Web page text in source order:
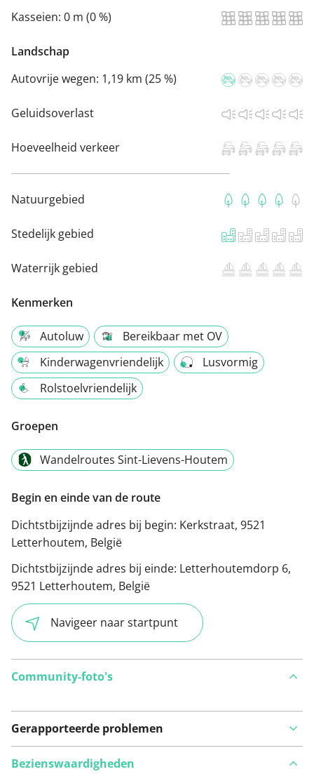
Kasseien: 0 m (0 %)
Landschap
Autovrije wegen: 1,19 km (25 %)
Geluidsoverlast
Hoeveelheid verkeer
Natuurgebied
Stedelijk gebied
Waterrijk gebied
Kenmerken
Autoluw
Bereikbaar met OV
Kinderwagenvriendelijk
Lusvormig
Rolstoelvriendelijk
Groepen
Wandelroutes Sint-Lievens-Houtem
Begin en einde van de route
Dichtstbijzijnde adres bij begin: Kerkstraat, 9521
Letterhoutem, België
Dichtstbijzijnde adres bij einde: Letterhoutemdorp 6,
9521 Letterhoutem, België
Navigeer naar startpunt
Community-foto's
Gerapporteerde problemen
Bezienswaardigheden